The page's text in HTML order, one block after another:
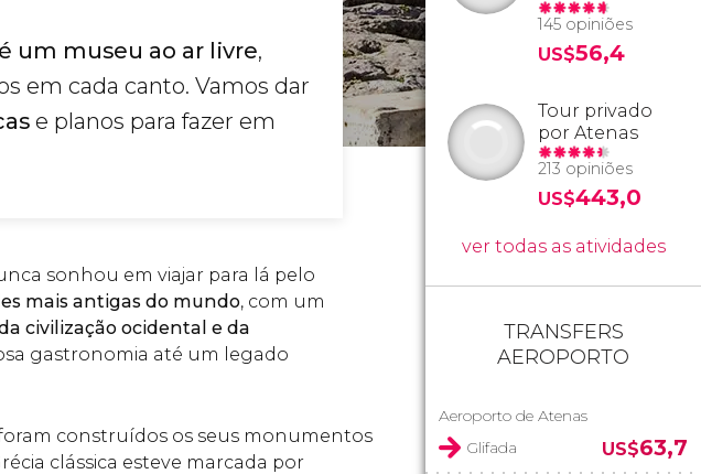
um museu ao ar livre,
em cada canto. Vamos dar
e planos para fazer em
sonhou em viajar para lá pelo
mais antigas do mundo, com um
civilização ocidental e da
gastronomia até um legado
construídos os seus monumentos
clássica esteve marcada por
145 opiniões
US$56,4
Tour privado
por Atenas
213 opiniões
US$443,0
ver todas as atividades
TRANSFERS
AEROPORTO
Aeroporto de Atenas
Glifada
US$63,7